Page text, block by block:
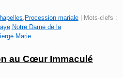
Procession mariale | Mots-clefs :
Notre Dame de la
Marie
au Cœur Immaculé